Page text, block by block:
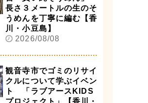
長さ３メートルの生のそ
うめんを丁寧に編む【香
川・小豆島】
2026/08/08
観音寺市でゴミのリサイ
クルについて学ぶイベン
ト 「ラブアースKIDS
プロジェクト」【香川・